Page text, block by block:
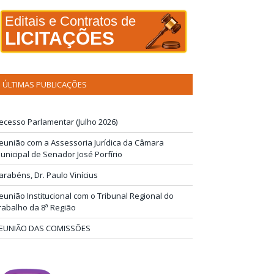
Editais e Contratos de
LICITAÇÕES
ÚLTIMAS PUBLICAÇÕES
Parlamentar (Julho 2026)
com a Assessoria Jurídica da Câmara
de Senador José Porfírio
Dr. Paulo Vinícius
Institucional com o Tribunal Regional do
da 8ª Região
DAS COMISSÕES